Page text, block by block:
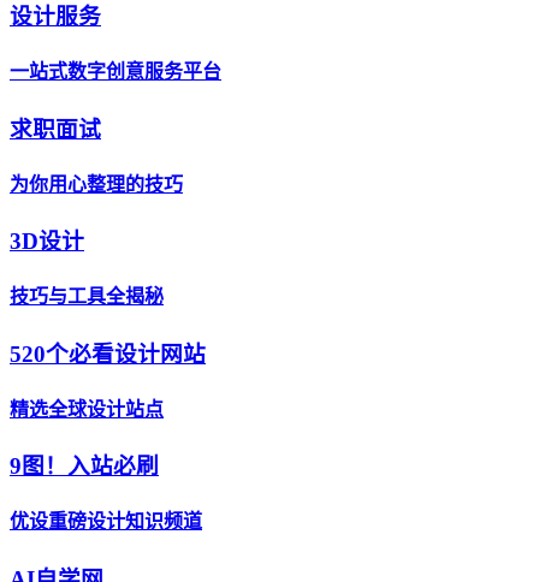
设计服务
一站式数字创意服务平台
求职面试
为你用心整理的技巧
3D设计
技巧与工具全揭秘
520个必看设计网站
精选全球设计站点
9图！入站必刷
优设重磅设计知识频道